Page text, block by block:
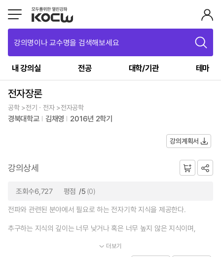
강의명이나 교수명을 검색해보세요
내 강의실 전공 대학/기관 테마
전자장론
공학 >전기ㆍ전자 >전자공학
경북대학교 김채영 2016년 2학기
강의계획서
강의상세
조회수6,727 평점 /5 (0)
전파와 관련된 분야에서 필요로 하는 전자기학 지식을 제공한다.
추구하는 지식의 깊이는 너무 낮거나 혹은 너무 높지 않은 지식이며,
더보기